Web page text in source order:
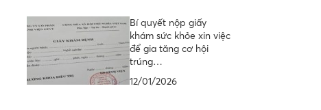
Bí quyết nộp giấy
khám sức khỏe xin việc
để gia tăng cơ hội
trúng…
12/01/2026